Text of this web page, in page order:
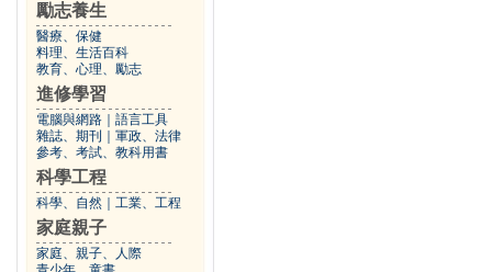
勵志養生
醫療、保健
料理、生活百科
教育、心理、勵志
進修學習
電腦與網路
語言工具
雜誌、期刊
軍政、法律
參考、考試、教科用書
科學工程
科學、自然 工業、工程
家庭親子
家庭、親子、人際